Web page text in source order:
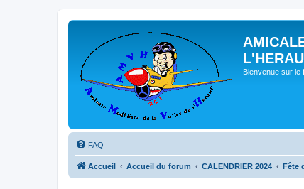
Bienvenue sur le
FAQ
Accueil Accueil du forum CALENDRIER 2024 Fête